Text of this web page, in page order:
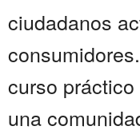
ciudadanos
curso
una